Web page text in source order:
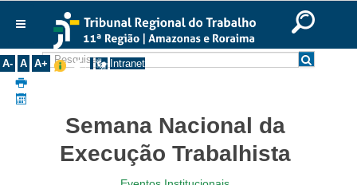
Ir para o rodapé
English
Português Español
A- A A+ Intranet
Institucional
Corregedoria
Composição
Semana Nacional da
Execução Trabalhista